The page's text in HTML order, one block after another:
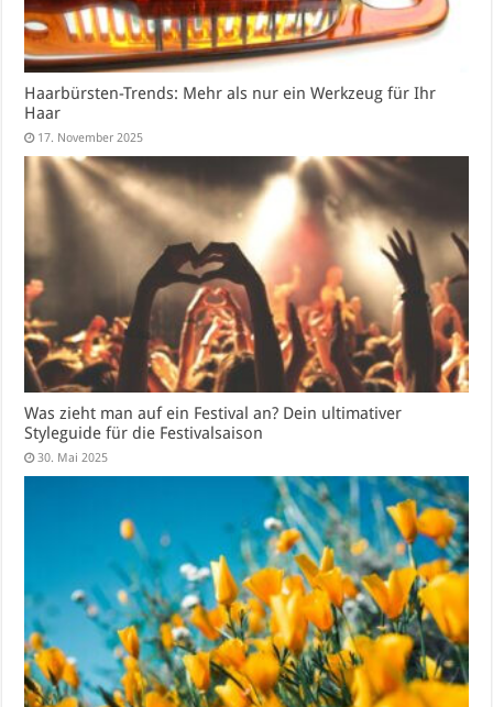
Haarbürsten-Trends: Mehr als nur ein Werkzeug für Ihr
Haar
17. November 2025
Was zieht man auf ein Festival an? Dein ultimativer
Styleguide für die Festivalsaison
30. Mai 2025